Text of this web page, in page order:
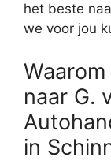
het beste
we voor jou
naar G.
in